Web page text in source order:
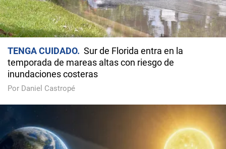
TENGA CUIDADO
Sur de Florida entra en la
temporada de mareas altas con riesgo de
inundaciones costeras
Por Daniel Castropé